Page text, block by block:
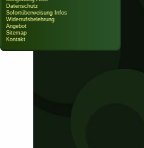
Datenschutz
Sofortüberweisung Infos
Widerrufsbelehrung
Angebot
Sitemap
Kontakt